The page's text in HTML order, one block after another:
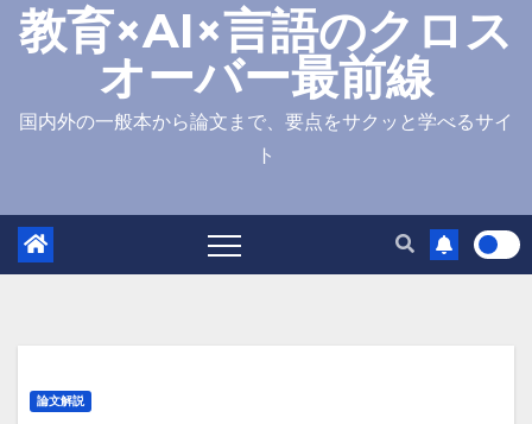
教育×AI×言語のクロス
オーバー最前線
国内外の一般本から論文まで、要点をサクッと学べるサイ
ト
論文解説